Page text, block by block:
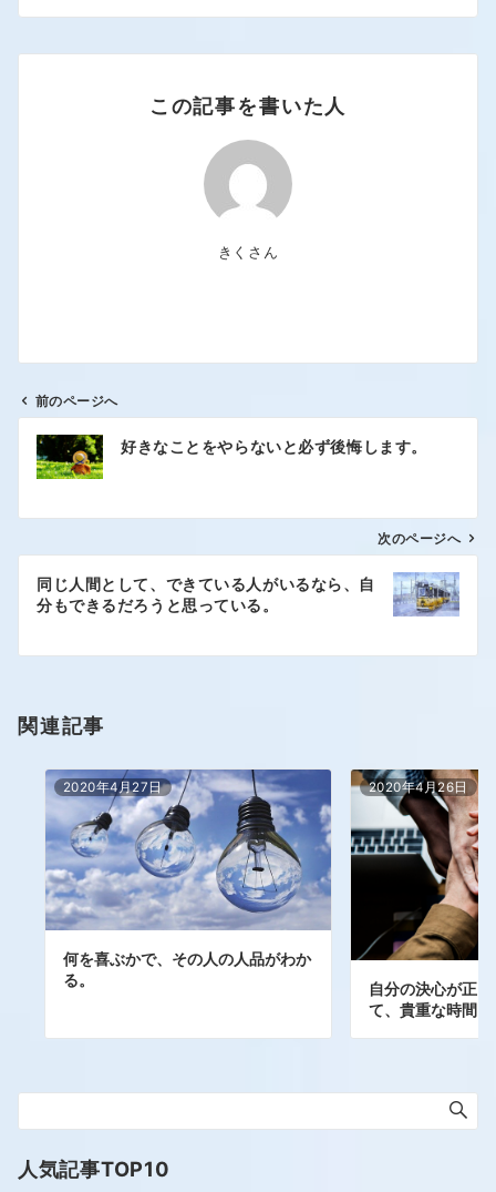
この記事を書いた人
きくさん
前のページへ
好きなことをやらないと必ず後悔します。
次のページへ
同じ人間として、できている人がいるなら、自
分もできるだろうと思っている。
関連記事
2020年4月27日
何を喜ぶかで、その人の人品がわか
る。
2020年4月26日
自分の決心が正
て、貴重な時間
人気記事TOP10